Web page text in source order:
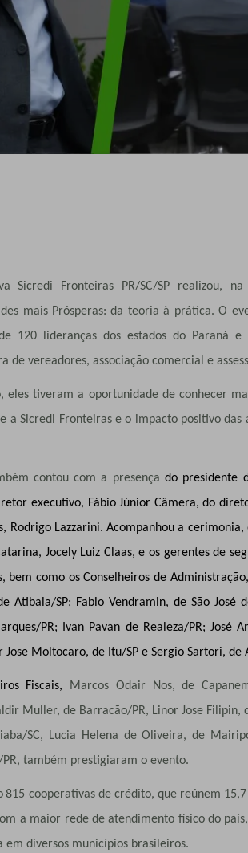
Sicredi Fronteiras PR/SC/SP realizou,
mais Prósperas: da teoria à prática. O
120 lideranças dos estados do Paraná
de vereadores, associação comercial e
eles tiveram a oportunidade de conhecer
a Sicredi Fronteiras e o impacto positivo
contou com a presençado presidente
executivo, Fábio Júnior Câmera, do
Rodrigo Lazzarini. Acompanhou a
Jocely Luiz Claas, e os gerentes de
bem como os Conselheiros de
Atibaia/SP; Fabio Vendramin, de São José
PR; Ivan Pavan de Realeza/PR; José
Jose Moltocaro, de Itu/SP e Sergio Sartori, de
Fiscais,
Marcos Odair Nos, de
Muller, de Barracão/PR, Linor Jose Filipin,
SC, Lucia Helena de Oliveira, de
também prestigiaram o evento.
815 cooperativas de crédito, que reúnem
a maior rede de atendimento físico do
em diversos municípios brasileiros.